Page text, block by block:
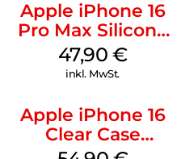
Apple iPhone 16
Pro Max Silicone
Case MagSafe
Black
47,90 €
inkl. MwSt.
Apple iPhone 16
Clear Case
MagSafe